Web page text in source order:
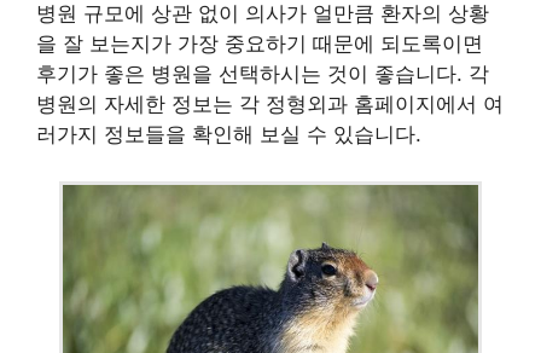
병원 규모에 상관 없이 의사가 얼만큼 환자의 상황
을 잘 보는지가 가장 중요하기 때문에 되도록이면
후기가 좋은 병원을 선택하시는 것이 좋습니다. 각
병원의 자세한 정보는 각 정형외과 홈페이지에서 여
러가지 정보들을 확인해 보실 수 있습니다.